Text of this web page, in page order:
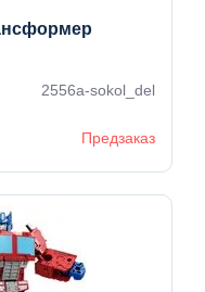
2556a-sokol_del
Предзаказ